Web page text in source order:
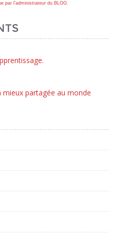
par l'administrateur du BLOG.
mieux partagée au monde